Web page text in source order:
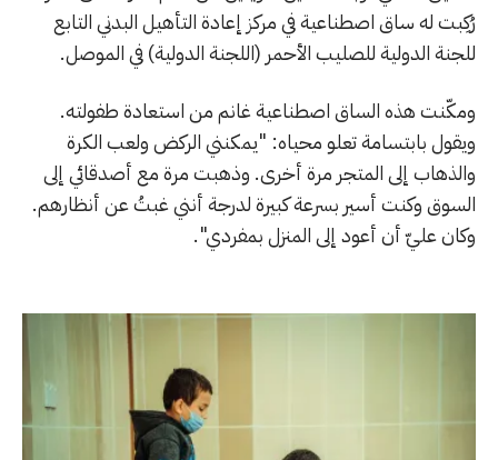
رُكِبت له ساق اصطناعية في مركز إعادة التأهيل البدني التابع
للجنة الدولية للصليب الأحمر (اللجنة الدولية) في الموصل.
ومكّنت هذه الساق اصطناعية غانم من استعادة طفولته.
ويقول بابتسامة تعلو محياه: "يمكنني الركض ولعب الكرة
والذهاب إلى المتجر مرة أخرى. وذهبت مرة مع أصدقائي إلى
السوق وكنت أسير بسرعة كبيرة لدرجة أنني غبتُ عن أنظارهم.
وكان عليّ أن أعود إلى المنزل بمفردي".